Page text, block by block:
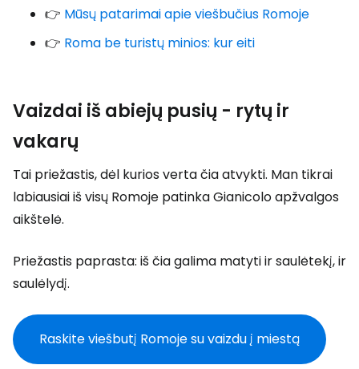
👉 Mūsų patarimai apie viešbučius Romoje
👉 Roma be turistų minios: kur eiti
Vaizdai iš abiejų pusių - rytų ir
vakarų
Tai priežastis, dėl kurios verta čia atvykti. Man tikrai
labiausiai iš visų Romoje patinka Gianicolo apžvalgos
aikštelė.
Priežastis paprasta: iš čia galima matyti ir saulėtekį, ir
saulėlydį.
Raskite viešbutį Romoje su vaizdu į miestą